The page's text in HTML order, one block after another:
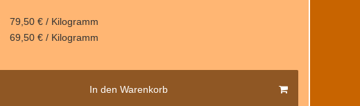
79,50 € / Kilogramm
69,50 € / Kilogramm
In den Warenkorb